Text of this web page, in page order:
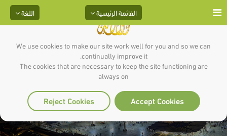
We use cookies to make our site work well for you and so we can
continually improve it.
The cookies that are necessary to keep the site functioning are
always on
Accept Cookies
Reject Cookies
اللغة القائمة الرئيسية
آيه : 67_ سورة المائدة